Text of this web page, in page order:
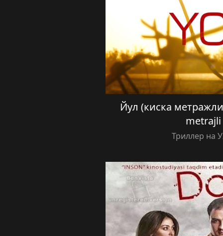
Йул (киска
Триллер на